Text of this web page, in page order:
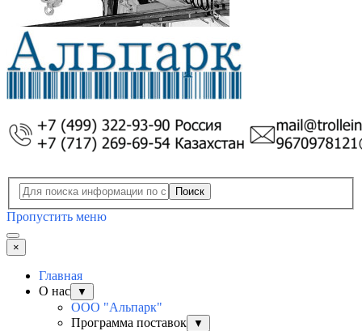
Поиск
Пропустить меню
×
Главная
О нас
▼
ООО "Альпарк"
Программа поставок
▼